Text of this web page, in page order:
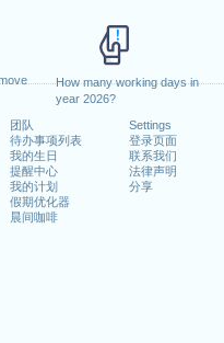
How many working days in
year 2026?
团队
待办事项列表
我的生日
提醒中心
我的计划
假期优化器
晨间咖啡
Settings
登录页面
联系我们
法律声明
分享